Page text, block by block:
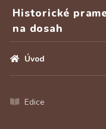
Historické
na dosah
Úvod
Edice